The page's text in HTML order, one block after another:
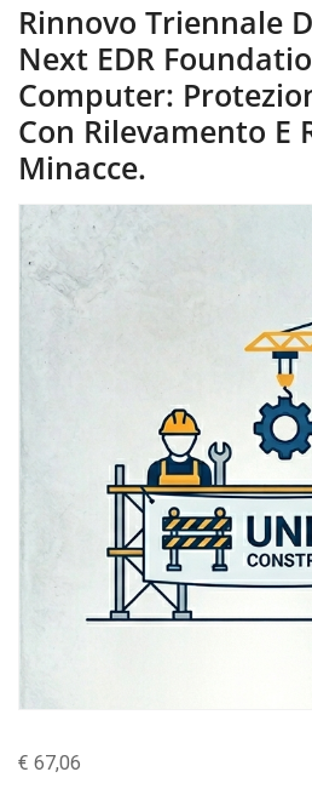
Rinnovo Triennale
Next EDR
Computer:
Con Rilevamento E
Minacce.
€ 67,06